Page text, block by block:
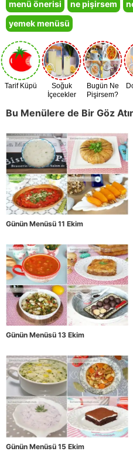
menü önerisi
ne pişirsem
yemek menüsü
Tarif Küpü
Soğuk
İçecekler
Bugün Ne
Pişirsem?
Bu Menülere de Bir Göz
Günün Menüsü 11 Ekim
Günün Menüsü 13 Ekim
Günün Menüsü 15 Ekim